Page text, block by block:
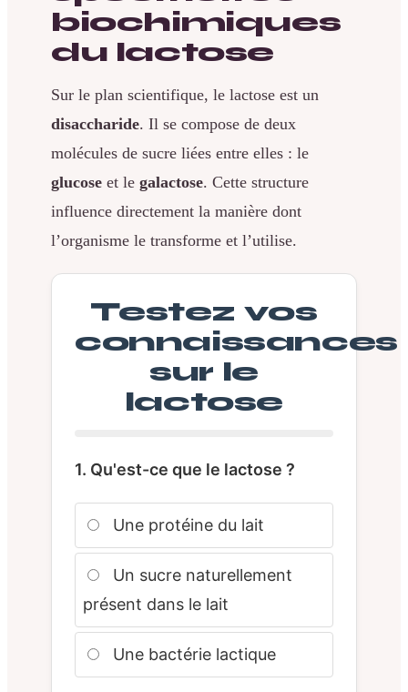
biochimiques
du lactose
Sur le plan scientifique, le lactose est un
disaccharide. Il se compose de deux
molécules de sucre liées entre elles : le
glucose et le galactose. Cette structure
influence directement la manière dont
l’organisme le transforme et l’utilise.
Testez vos
connaissances
sur le
lactose
1. Qu'est-ce que le lactose ?
Une protéine du lait
Un sucre naturellement
présent dans le lait
Une bactérie lactique